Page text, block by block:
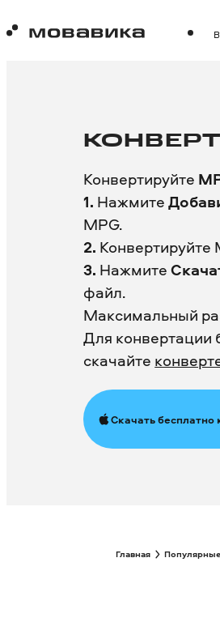
Конвертируйте
1. Нажмите
MPG.
2. Конвертируйте
3. Нажмите
файл.
Максимальный
Для конвертации
скачайте
Скачать бесплатно
Главная